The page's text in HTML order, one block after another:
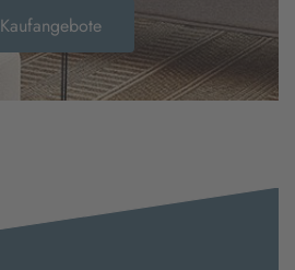
Kaufangebote